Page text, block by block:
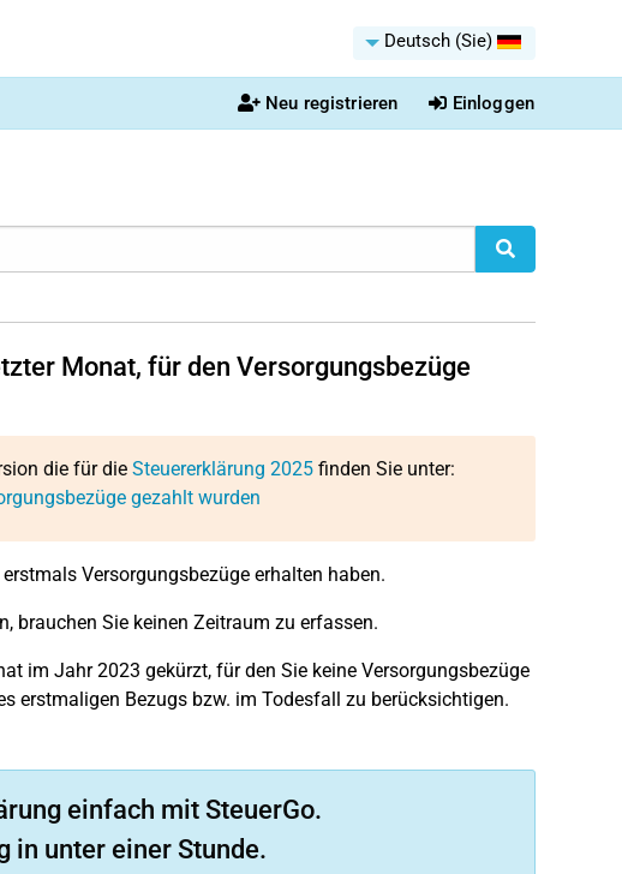
Deutsch (Sie)
Neu registrieren Einloggen
Monat, für den Versorgungsbezüge
die für die Steuererklärung 2025finden Sie unter:
gezahlt wurden
Versorgungsbezüge erhalten haben.
brauchen Sie keinen Zeitraum zu erfassen.
im Jahr 2023 gekürzt, für den Sie keine Versorgungsbezüge
erstmaligen Bezugs bzw. im Todesfall zu berücksichtigen.
einfach mit SteuerGo.
in unter einer Stunde.